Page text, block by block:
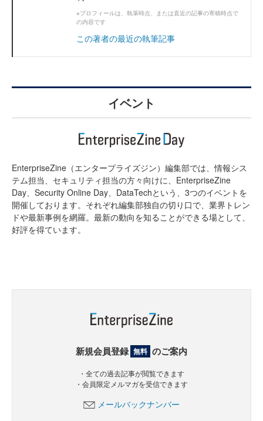
※プロフィールは、執筆時点、または直近の記事の寄稿時点で
の内容です
この著者の最近の執筆記事
イベント
EnterpriseZine（エンタープライズジン）編集部では、情報シス
テム担当、セキュリティ担当の方々向けに、EnterpriseZine
Day、Security Online Day、DataTechという、3つのイベントを
開催しております。それぞれ編集部独自の切り口で、業界トレン
ドや最新事例を網羅。最新の動向を知ることができる場として、
好評を得ています。
新規会員登録 無料 のご案内
・全ての過去記事が閲覧できます
・会員限定メルマガを受信できます
メールバックナンバー